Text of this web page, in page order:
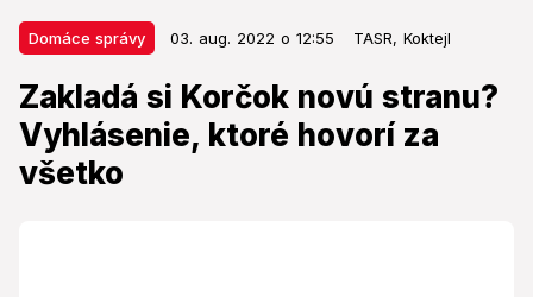
Domáce správy 03. aug. 2022 o 12:55 TASR, Koktejl
Zakladá si Korčok novú stranu?
Vyhlásenie, ktoré hovorí za
všetko
Domáce správy 03. aug. 2022 o 12:55
Zakladá si Korčok novú stranu?
Vyhlásenie, ktoré hovorí za všetko
Jednoznačné slová ministra zahraničných vecí.